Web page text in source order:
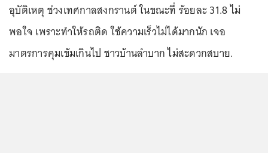
อุบัติเหตุ ช่วงเทศกาลสงกรานต์ ในขณะที่ ร้อยละ 31.8 ไม่
พอใจ เพราะทำให้รถติด ใช้ความเร็วไม่ได้มากนัก เจอ
มาตรการคุมเข้มเกินไป ชาวบ้านลำบาก ไม่สะดวกสบาย.